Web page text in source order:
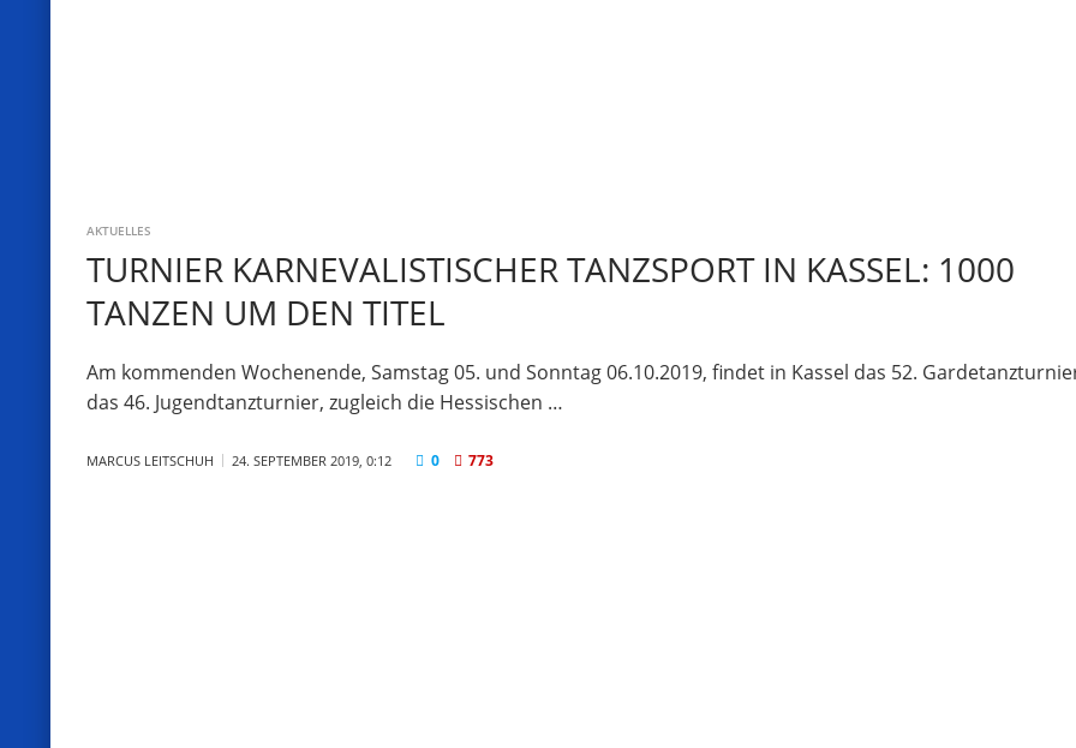
AKTUELLES
TURNIER KARNEVALISTISCHER TANZSPORT IN KASSEL: 1000
TANZEN UM DEN TITEL
Am kommenden Wochenende, Samstag 05. und Sonntag 06.10.2019, findet in Kassel das 52.
das 46. Jugendtanzturnier, zugleich die Hessischen …
MARCUS LEITSCHUH 24. SEPTEMBER 2019, 0:12 0 773